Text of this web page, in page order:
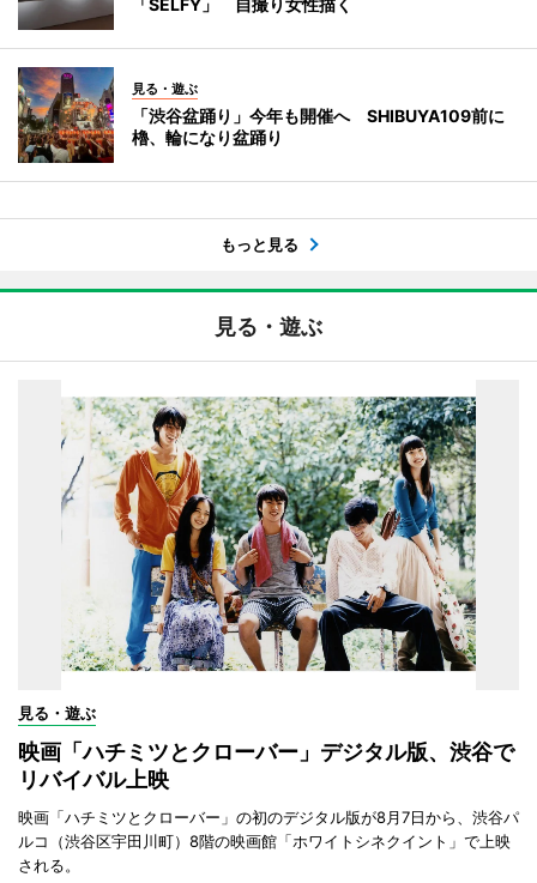
「SELFY」 自撮り女性描く
見る・遊ぶ
「渋谷盆踊り」今年も開催へ SHIBUYA109前に
櫓、輪になり盆踊り
もっと見る
見る・遊ぶ
見る・遊ぶ
映画「ハチミツとクローバー」デジタル版、渋谷で
リバイバル上映
映画「ハチミツとクローバー」の初のデジタル版が8月7日から、渋谷パ
ルコ（渋谷区宇田川町）8階の映画館「ホワイトシネクイント」で上映
される。